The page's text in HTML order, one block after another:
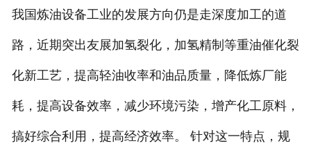
联系我们
我国炼油设备工业的发展方向仍是走深度加工的道
路，近期突出友展加氢裂化，加氢精制等重油催化裂
化新工艺，提高轻油收率和油品质量，降低炼厂能
耗，提高设备效率，减少环境污染，增产化工原料，
搞好综合利用，提高经济效率。 针对这一特点，规